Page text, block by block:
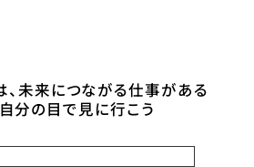
、未来につながる仕事がある
自分の目で見に行こう